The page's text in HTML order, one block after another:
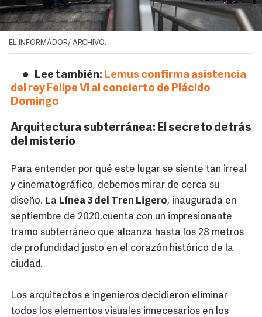
EL INFORMADOR/ ARCHIVO.
Lee también: Lemus confirma asistencia
del rey Felipe VI al concierto de Plácido
Domingo
Arquitectura subterránea: El secreto detrás
del misterio
Para entender por qué este lugar se siente tan irreal
y cinematográfico, debemos mirar de cerca su
diseño. La Línea 3 del Tren Ligero, inaugurada en
septiembre de 2020,cuenta con un impresionante
tramo subterráneo que alcanza hasta los 28 metros
de profundidad justo en el corazón histórico de la
ciudad.
Los arquitectos e ingenieros decidieron eliminar
todos los elementos visuales innecesarios en los